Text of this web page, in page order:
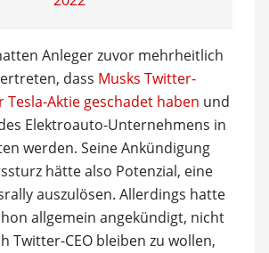
Anleger zuvor mehrheitlich
dass Musks Twitter-
Aktie geschadet haben und
Elektroauto-Unternehmens in
werden. Seine Ankündigung
hätte also Potenzial, eine
auszulösen. Allerdings hatte
allgemein angekündigt, nicht
Twitter-CEO bleiben zu wollen,